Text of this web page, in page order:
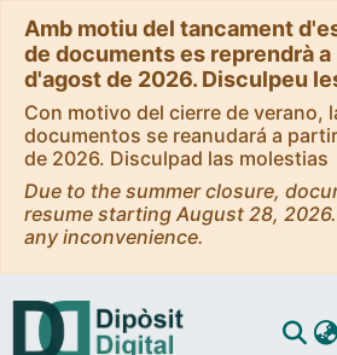
Amb motiu del tancament
de documents es reprendrà
d'agost de 2026. Disculpeu
Con motivo del cierre de verano,
documentos se reanudará a
de 2026. Disculpad las molestias
Due to the summer closure,
resume starting August 28,
any inconvenience.